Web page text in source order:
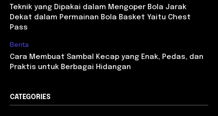
Teknik yang Dipakai dalam Mengoper Bola Jarak
Dekat dalam Permainan Bola Basket Yaitu Chest
Pass
Berita
Cara Membuat Sambal Kecap yang Enak, Pedas, dan
Praktis untuk Berbagai Hidangan
CATEGORIES